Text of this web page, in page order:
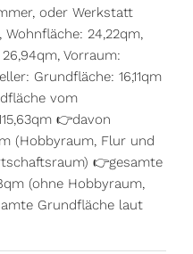
oder Werkstatt
24,22qm,
Vorraum:
Grundfläche: 16,11qm
vom
👉davon
(Hobbyraum, Flur und
👉gesamte
(ohne Hobbyraum,
Grundfläche laut